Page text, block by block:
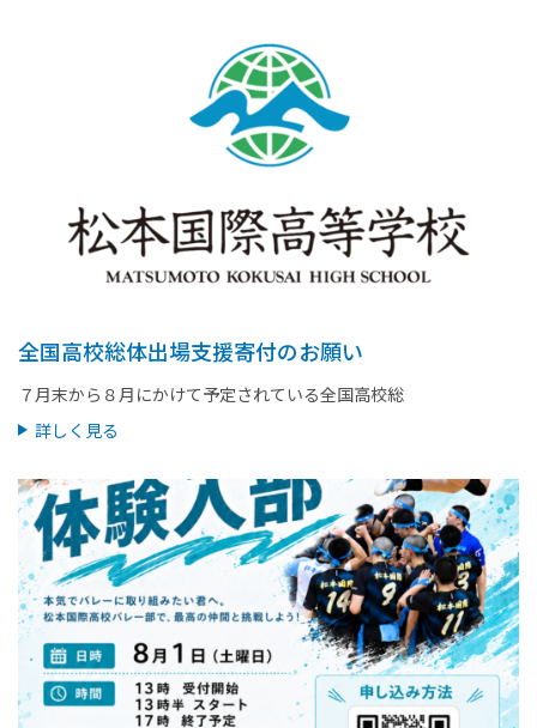
全国高校総体出場支援寄付のお願い
７月末から８月にかけて予定されている全国高校総
詳しく見る